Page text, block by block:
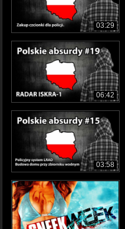
03:29
06:42
03:58